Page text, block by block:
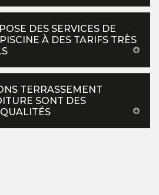
DES SERVICES DE
À DES TARIFS TRÈS
TERRASSEMENT
SONT DES